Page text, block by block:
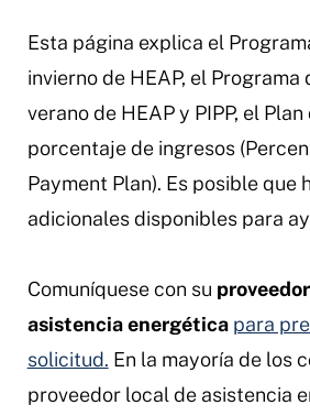
Esta página explica el
invierno de HEAP, el Programa
verano de HEAP y PIPP, el
porcentaje de ingresos
Payment Plan). Es posible que
adicionales disponibles para
Comuníquese con su
asistencia energética para
solicitud. En la mayoría de los
proveedor local de asistencia